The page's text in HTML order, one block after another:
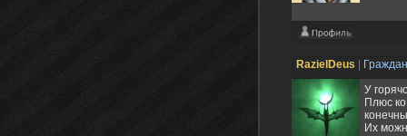
RazielDeus
У
Плюс
Их